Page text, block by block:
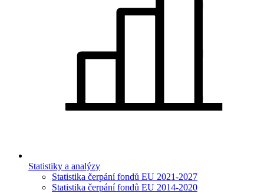
Statistiky a analýzy
Statistika čerpání fondů EU 2021-2027
Statistika čerpání fondů EU 2014-2020